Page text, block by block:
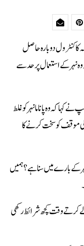
کا کنٹرول دوبارہ حاصل
نہر کے استعمال پر حد سے
کہ وہ پاناما نہر کو غلط
موقف کو سخت کرنے کا
کے بارے میں سنا ہے؟ ہمیں
کرتے وقت کچھ شرائط رکھی